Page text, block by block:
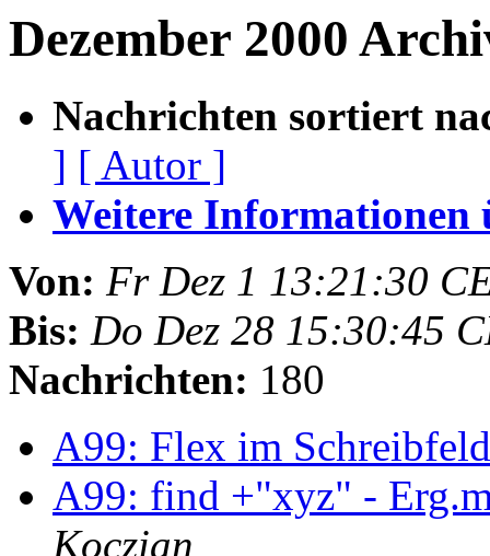
Dezember 2000
Nachrichten sortiert
] [ Autor ]
Weitere Informationen
Von: Fr Dez 1 13:21:30
Bis: Do Dez 28 15:30:45
Nachrichten: 180
A99: Flex im
A99: find +"xyz" -
Koczian